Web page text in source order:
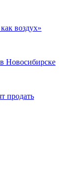
воздух»
Новосибирске
продать